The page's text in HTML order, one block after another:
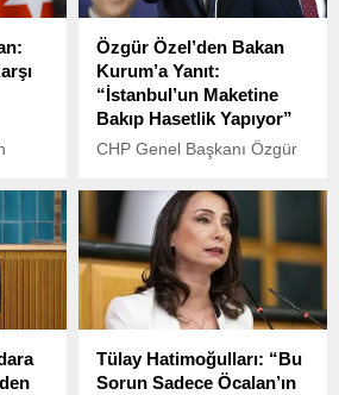
Özgür Özel’den Bakan
Kurum’a Yanıt:
“İstanbul’un Maketine
Bakıp Hasetlik Yapıyor”
CHP Genel Başkanı Özgür
2. yıl dönümünde
Kahramanmaraş’ta il
başkanlığını ziyaret ederek
yurttaşlara hitap etti.
Tülay Hatimoğulları: “Bu
Sorun Sadece Öcalan’ın